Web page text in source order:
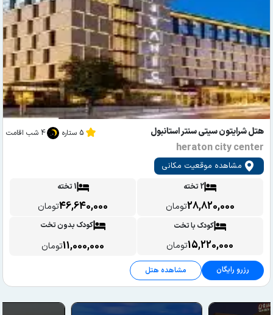
هتل شرایتون سیتی سنتر استانبول
heraton city center
مشاهده موقعیت مکانی
5 ستاره 4 شب اقامت
2 تخته
28,820,000تومان
1 تخته
46,640,000تومان
کودک با تخت
15,220,000تومان
کودک بدون تخت
11,000,000تومان
رزرو رایگان مشاهده هتل